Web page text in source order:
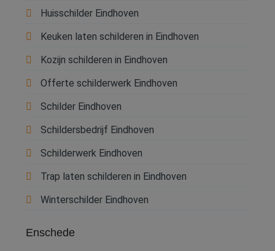
Huisschilder Eindhoven
Keuken laten schilderen in Eindhoven
Kozijn schilderen in Eindhoven
Offerte schilderwerk Eindhoven
Schilder Eindhoven
Schildersbedrijf Eindhoven
Schilderwerk Eindhoven
Trap laten schilderen in Eindhoven
Winterschilder Eindhoven
Enschede